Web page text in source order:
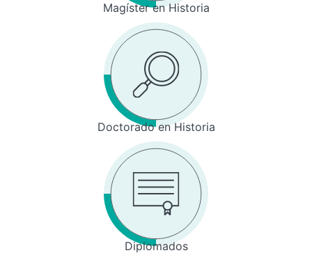
Magíster en Historia
Doctorado en Historia
Diplomados